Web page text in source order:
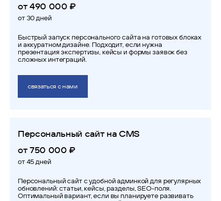
от 490 000 ₽
от 30 дней
Быстрый запуск персонального сайта на готовых блоках
и аккуратном дизайне. Подходит, если нужна
презентация экспертизы, кейсы и формы заявок без
сложных интеграций.
связаться с нами
Персональный сайт на CMS
от 750 000 ₽
от 45 дней
Персональный сайт с удобной админкой для регулярных
обновлений: статьи, кейсы, разделы, SEO-поля.
Оптимальный вариант, если вы планируете развивать